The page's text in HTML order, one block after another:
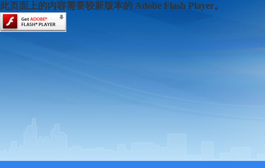
此页面上的内容需要较新版本的 Adobe Flash Player。